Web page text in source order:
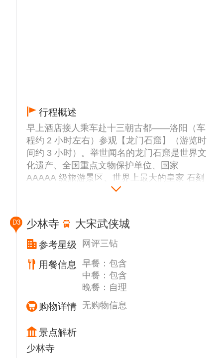
行程概述
早上酒店接人乘车赴十三朝古都——洛阳（车
程约 2 小时左右）参观【龙门石窟】（游览时
间约 3 小时）。举世闻名的龙门石窟是世界文
化遗产、全国重点文物保护单位、国家
AAAAA 级旅游景区、世界上最大的皇家 石刻
艺术宝库、中国四大石窟之一，位于洛阳市南
丹燕菜> 。参观【白马寺】（游览时间约 1.5
小时），白马寺坐落于河南省洛阳市东十二公
里处 ，北依邙山 ，南望洛水。是佛教传入中
国后建造的第一座寺院。 东汉 时期 ，印度高
僧受邀 ，以白马驮佛经来到洛阳城，汉明帝
敕令建造寺庙安置 ，为纪念白马驮经，取名
白马寺。
逛【丽景门十字老街】（游览时间约 2 小时）
走进丽景门古街，感受千年帝都的不尽繁华，
让我们爱上洛阳这 座古城… …
丽景门是洛阳古城的象征，在金朝宋代便已存
D3 少林寺 大宋武侠城
参考星级 网评三钻
用餐信息
早餐：包含
中餐：包含
晚餐：自理
购物详情 无购物信息
景点解析
少林寺